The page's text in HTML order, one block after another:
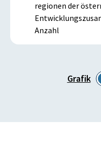
Grafik
regionen der
Anzahl